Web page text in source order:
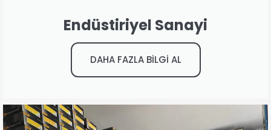
Endüstiriyel Sanayi
DAHA FAZLA BİLGİ AL